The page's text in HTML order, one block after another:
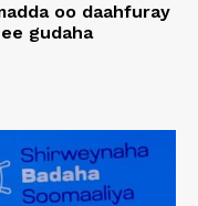
oo daahfuray
gudaha